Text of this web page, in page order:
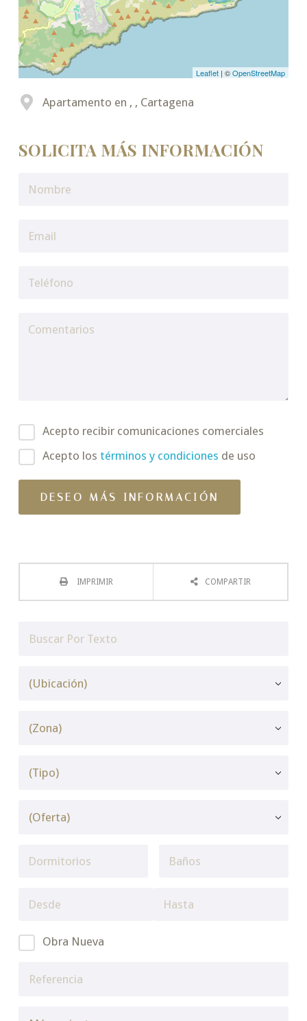
Leaflet | ©OpenStreetMap
Apartamento en , , Cartagena
SOLICITA MÁS INFORMACIÓN
Acepto recibir comunicaciones comerciales
Acepto los términos y condiciones de uso
IMPRIMIR COMPARTIR
Obra Nueva